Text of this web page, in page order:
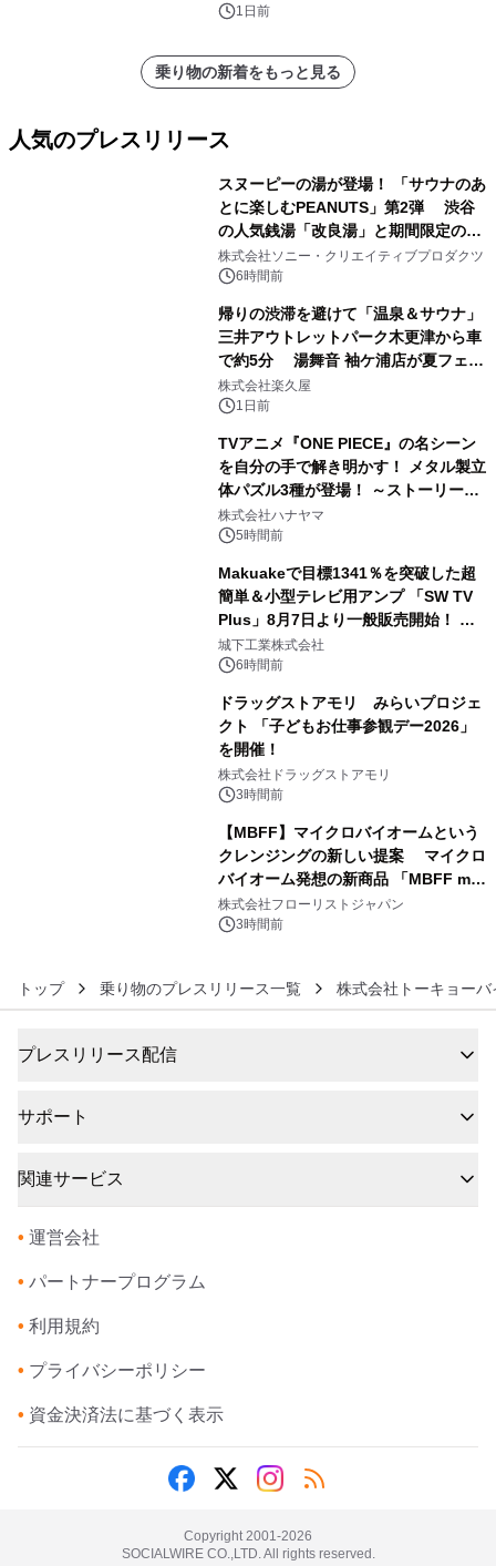
1日前
乗り物の新着をもっと見る
人気のプレスリリース
スヌーピーの湯が登場！ 「サウナのあ
とに楽しむPEANUTS」第2弾 渋谷
の人気銭湯「改良湯」と期間限定のコ
ラボレーション サウナイキタイコラ
ボグッズも発売決定！
株式会社ソニー・クリエイティブプロダクツ
6時間前
帰りの渋滞を避けて「温泉＆サウナ」
三井アウトレットパーク木更津から車
で約5分 湯舞音 袖ケ浦店が夏フェア
メニューを提供
株式会社楽久屋
1日前
TVアニメ『ONE PIECE』の名シーン
を自分の手で解き明かす！ メタル製立
体パズル3種が登場！ ～ストーリーと
ギミックが融合した 大人の体験型パズ
ルが8月7日(金)12時より先行予約受付
株式会社ハナヤマ
5時間前
Makuakeで目標1341％を突破した超
簡単＆小型テレビ用アンプ 「SW TV
Plus」8月7日より一般販売開始！ ケ
ーブル1本つなぐだけ、テレビの音が
ぐっと豊かに
城下工業株式会社
6時間前
ドラッグストアモリ みらいプロジェ
クト 「子どもお仕事参観デー2026」
を開催！
株式会社ドラッグストアモリ
3時間前
【MBFF】マイクロバイオームという
クレンジングの新しい提案 マイクロ
バイオーム発想の新商品 「MBFF mb
クレンジングPRO」を2026年8月6日
発売
株式会社フローリストジャパン
3時間前
トップ 乗り物のプレスリリース一覧 株式会社トーキョーバ
プレスリリース配信
サポート
関連サービス
• 運営会社
• パートナープログラム
• 利用規約
• プライバシーポリシー
• 資金決済法に基づく表示
Copyright 2001-2026
SOCIALWIRE CO.,LTD. All rights reserved.